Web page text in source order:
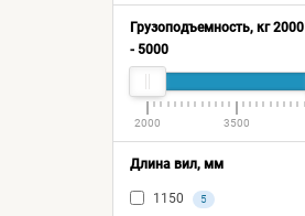
Грузоподъемность, кг2000
- 5000
2000 3500
Длина вил, мм
1150 5